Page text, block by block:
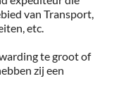
van Transport,
etc.
te groot of
zij een